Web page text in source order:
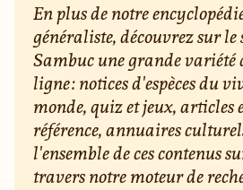
En plus de notre
généraliste, découvrez sur le
Sambuc une grande variété
ligne : notices d'espèces du
monde, quiz et jeux, articles
référence, annuaires
l'ensemble de ces contenus
travers notre moteur de